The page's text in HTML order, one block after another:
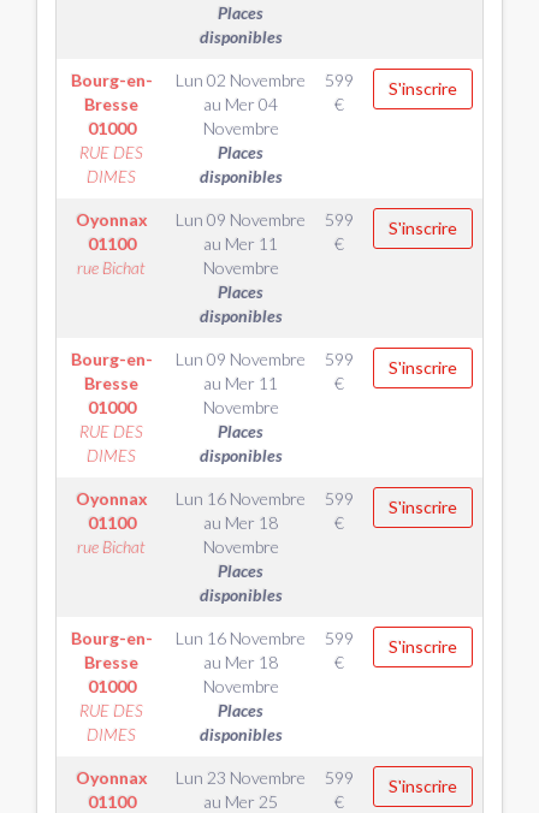
Places
disponibles
Bourg-en-
Bresse
01000
RUE DES
DIMES
Lun 02 Novembre
au Mer 04
Novembre
Places
disponibles
599
€
S'inscrire
Oyonnax
01100
rue Bichat
Lun 09 Novembre
au Mer 11
Novembre
Places
disponibles
599
€
S'inscrire
Bourg-en-
Bresse
01000
RUE DES
DIMES
Lun 09 Novembre
au Mer 11
Novembre
Places
disponibles
599
€
S'inscrire
Oyonnax
01100
rue Bichat
Lun 16 Novembre
au Mer 18
Novembre
Places
disponibles
599
€
S'inscrire
Bourg-en-
Bresse
01000
RUE DES
DIMES
Lun 16 Novembre
au Mer 18
Novembre
Places
disponibles
599
€
S'inscrire
Oyonnax
01100
Lun 23 Novembre
au Mer 25
599
€
S'inscrire